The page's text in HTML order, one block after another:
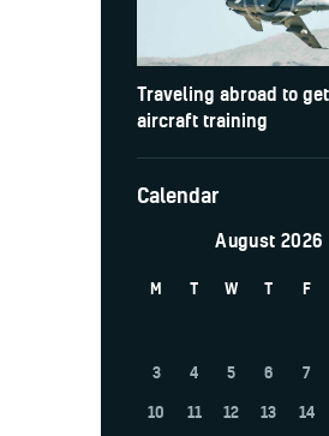
Traveling abroad to
aircraft training
Calendar
August 2026
M T W T F
3
4 5 6 7
10
11 12 13 14